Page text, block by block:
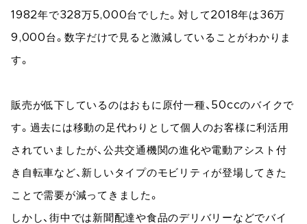
1982年で328万5,000台でした。対して2018年は36万
9,000台。数字だけで見ると激減していることがわかりま
す。
販売が低下しているのはおもに原付一種、50ccのバイクで
す。過去には移動の足代わりとして個人のお客様に利活用
されていましたが、公共交通機関の進化や電動アシスト付
き自転車など、新しいタイプのモビリティが登場してきた
ことで需要が減ってきました。
しかし、街中では新聞配達や食品のデリバリーなどでバイ